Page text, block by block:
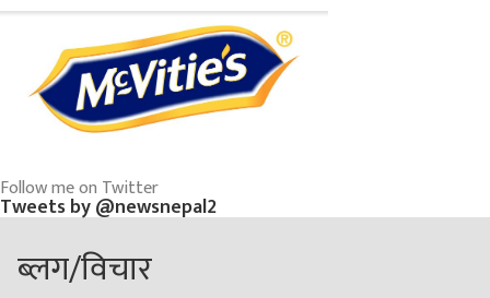
Follow me on Twitter
Tweets by @newsnepal2
ब्लग/विचार